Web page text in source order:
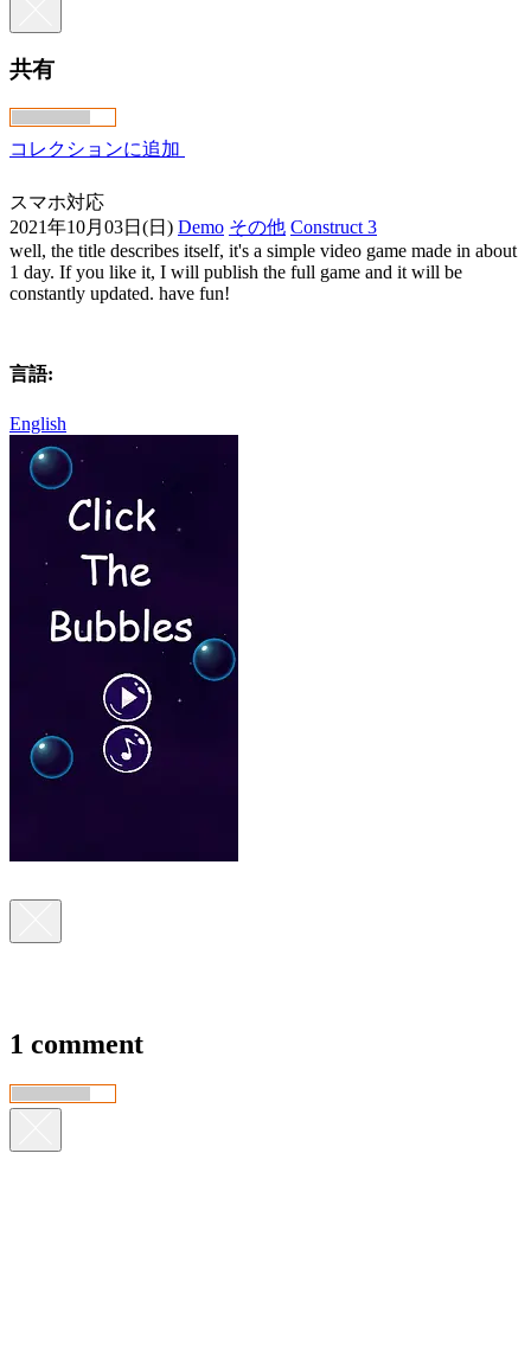
共有
コレクションに追加
スマホ対応
2021年10月03日(日) Demo その他 Construct 3
well, the title describes itself, it's a simple video game made in about
1 day. If you like it, I will publish the full game and it will be
constantly updated. have fun!
言語:
English
1 comment